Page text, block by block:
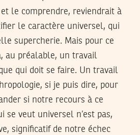
et le comprendre, reviendrait à
le caractère universel, qui
supercherie. Mais pour ce
au préalable, un travail
qui doit se faire. Un travail
si je puis dire, pour
si notre recours à ce
se veut universel n’est pas,
significatif de notre échec